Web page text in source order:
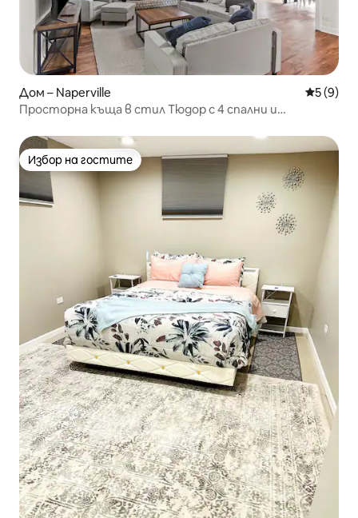
Дом – Naperville Средна
5 (9)
Просторна къща в стил Тюдор с 4 спални и
Избор на гостите
Избор на гостите